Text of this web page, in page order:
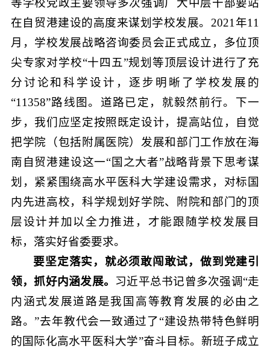
等学校党政主要领导多次强调广大中层干部要站
在自贸港建设的高度来谋划学校发展。2021年11
月，学校发展战略咨询委员会正式成立，多位顶
尖专家对学校“十四五”规划等顶层设计进行了充
分讨论和科学设计，逐步明晰了学校发展的
“11358”路线图。道路已定，就毅然前行。下一
步，我们应坚定按照既定设计，提高站位，自觉
把学院（包括附属医院）发展和部门工作放在海
南自贸港建设这一“国之大者”战略背景下思考谋
划，紧紧围绕高水平医科大学建设需求，对标国
内先进高校，科学规划好学院、附院和部门的顶
层设计并加以全力推进，才能跟随学校发展目
标，落实好省委要求。
要坚定落实，就必须敢闯敢试，做到党建引
领，抓好内涵发展。 习近平总书记曾多次强调“走
内涵式发展道路是我国高等教育发展的必由之
路。”去年教代会一致通过了“建设热带特色鲜明
的国际化高水平医科大学”奋斗目标。新班子成立